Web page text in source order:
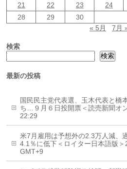
21
22 23 24
28
29
30
« 5月
7月
検索
検索
最新の投稿
国民民主党代表選、玉木代表と橋
ち…９月６日投開票＜読売新聞オ
22:29
米7月雇用は予想外の2.3万人減
4.1％に低下＜ロイター日本語版
GMT+9